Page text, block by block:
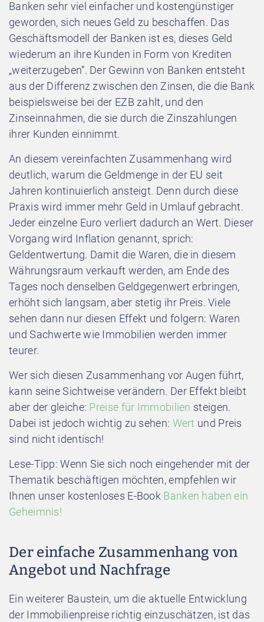
Banken sehr viel einfacher und kostengünstiger
geworden, sich neues Geld zu beschaffen. Das
Geschäftsmodell der Banken ist es, dieses Geld
wiederum an ihre Kunden in Form von Krediten
„weiterzugeben“. Der Gewinn von Banken entsteht
aus der Differenz zwischen den Zinsen, die die Bank
beispielsweise bei der EZB zahlt, und den
Zinseinnahmen, die sie durch die Zinszahlungen
ihrer Kunden einnimmt.
An diesem vereinfachten Zusammenhang wird
deutlich, warum die Geldmenge in der EU seit
Jahren kontinuierlich ansteigt. Denn durch diese
Praxis wird immer mehr Geld in Umlauf gebracht.
Jeder einzelne Euro verliert dadurch an Wert. Dieser
Vorgang wird Inflation genannt, sprich:
Geldentwertung. Damit die Waren, die in diesem
Währungsraum verkauft werden, am Ende des
Tages noch denselben Geldgegenwert erbringen,
erhöht sich langsam, aber stetig ihr Preis. Viele
sehen dann nur diesen Effekt und folgern: Waren
und Sachwerte wie Immobilien werden immer
teurer.
Wer sich diesen Zusammenhang vor Augen führt,
kann seine Sichtweise verändern. Der Effekt bleibt
aber der gleiche: Preise für Immobilien steigen.
Dabei ist jedoch wichtig zu sehen: Wert und Preis
sind nicht identisch!
Lese-Tipp: Wenn Sie sich noch eingehender mit der
Thematik beschäftigen möchten, empfehlen wir
Ihnen unser kostenloses E-Book Banken haben ein
Geheimnis!
Der einfache Zusammenhang von
Angebot und Nachfrage
Ein weiterer Baustein, um die aktuelle Entwicklung
der Immobilienpreise richtig einzuschätzen, ist das